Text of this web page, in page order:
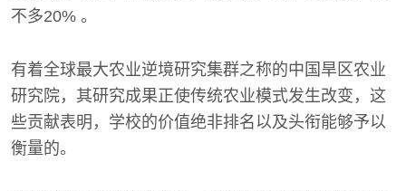
不多20% 。
有着全球最大农业逆境研究集群之称的中国旱区农业
研究院，其研究成果正使传统农业模式发生改变，这
些贡献表明，学校的价值绝非排名以及头衔能够予以
衡量的。